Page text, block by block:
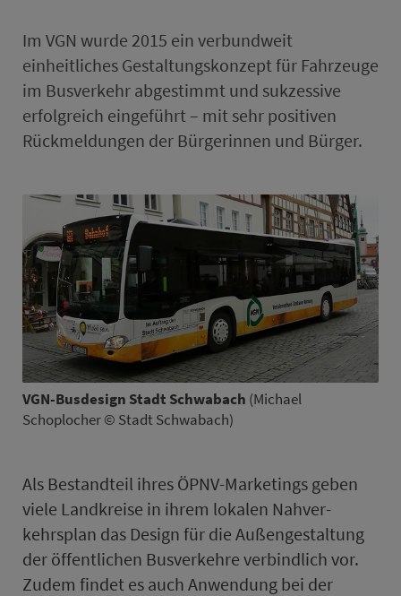
Im VGN wurde 2015 ein ver­bund­weit
einheitliches Gestaltungskonzept für Fahr­zeuge
im Bus­ver­kehr abgestimmt und sukzessive
erfolgreich eingeführt – mit sehr positiven
Rück­mel­dungen der Bürgerinnen und Bürger.
VGN-Busdesign Stadt Schwabach (Michael
Schoplocher © Stadt Schwabach)
Als Bestandteil ihres ÖPNV-Marketings geben
viele Land­kreise in ihrem lokalen Nah­ver­
kehrsplan das Design für die Außengestaltung
der öf­fent­lichen Bus­ver­kehre verbindlich vor.
Zudem findet es auch Anwendung bei der